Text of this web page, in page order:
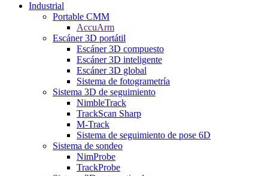
Industrial
Portable CMM
AccuArm
Escáner 3D portátil
Escáner 3D compuesto
Escáner 3D inteligente
Escáner 3D global
Sistema de fotogrametría
Sistema 3D de seguimiento
NimbleTrack
TrackScan Sharp
M-Track
Sistema de seguimiento de pose 6D
Sistema de sondeo
NimProbe
TrackProbe